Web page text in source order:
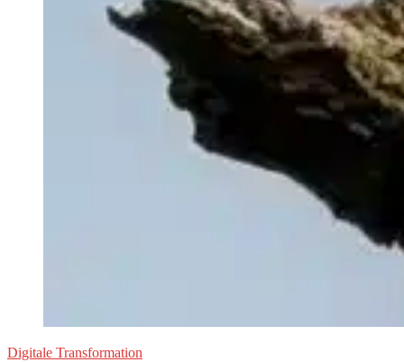
Digitale Transformation